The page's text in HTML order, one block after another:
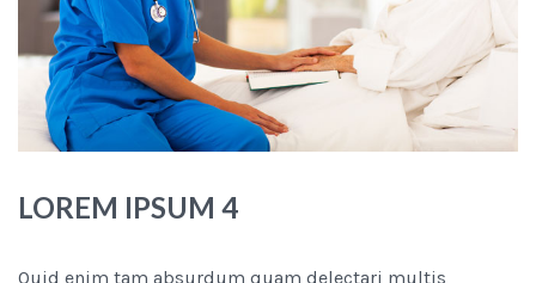
LOREM IPSUM 4
Quid enim tam absurdum quam delectari multis